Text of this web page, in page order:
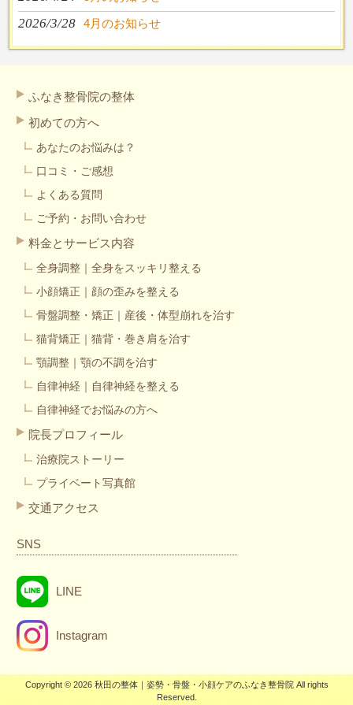
2026/3/28 4月のお知らせ
ふなき整骨院の整体
初めての方へ
あなたのお悩みは？
口コミ・ご感想
よくある質問
ご予約・お問い合わせ
料金とサービス内容
全身調整｜全身をスッキリ整える
小顔矯正｜顔の歪みを整える
骨盤調整・矯正｜産後・体型崩れを治す
猫背矯正｜猫背・巻き肩を治す
顎調整｜顎の不調を治す
自律神経｜自律神経を整える
自律神経でお悩みの方へ
院長プロフィール
治療院ストーリー
プライベート写真館
交通アクセス
SNS
LINE
Instagram
Copyright © 2026 秋田の整体｜姿勢・骨盤・小顔ケアのふなき整骨院 All rights
Reserved.